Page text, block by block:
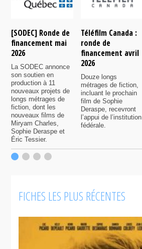
[SODEC] Ronde de
financement mai
2026
La SODEC annonce
son soutien en
production à 11
nouveaux projets de
longs métrages de
fiction, dont les
nouveaux films de
Miryam Charles,
Sophie Deraspe et
Éric Tessier.
Téléfilm Canada :
ronde de
financement avril
2026
Douze longs
métrages de fiction,
incluant le prochain
film de Sophie
Deraspe, recevront
l’appui de l’institution
fédérale.
FICHES LES PLUS RÉCENTES